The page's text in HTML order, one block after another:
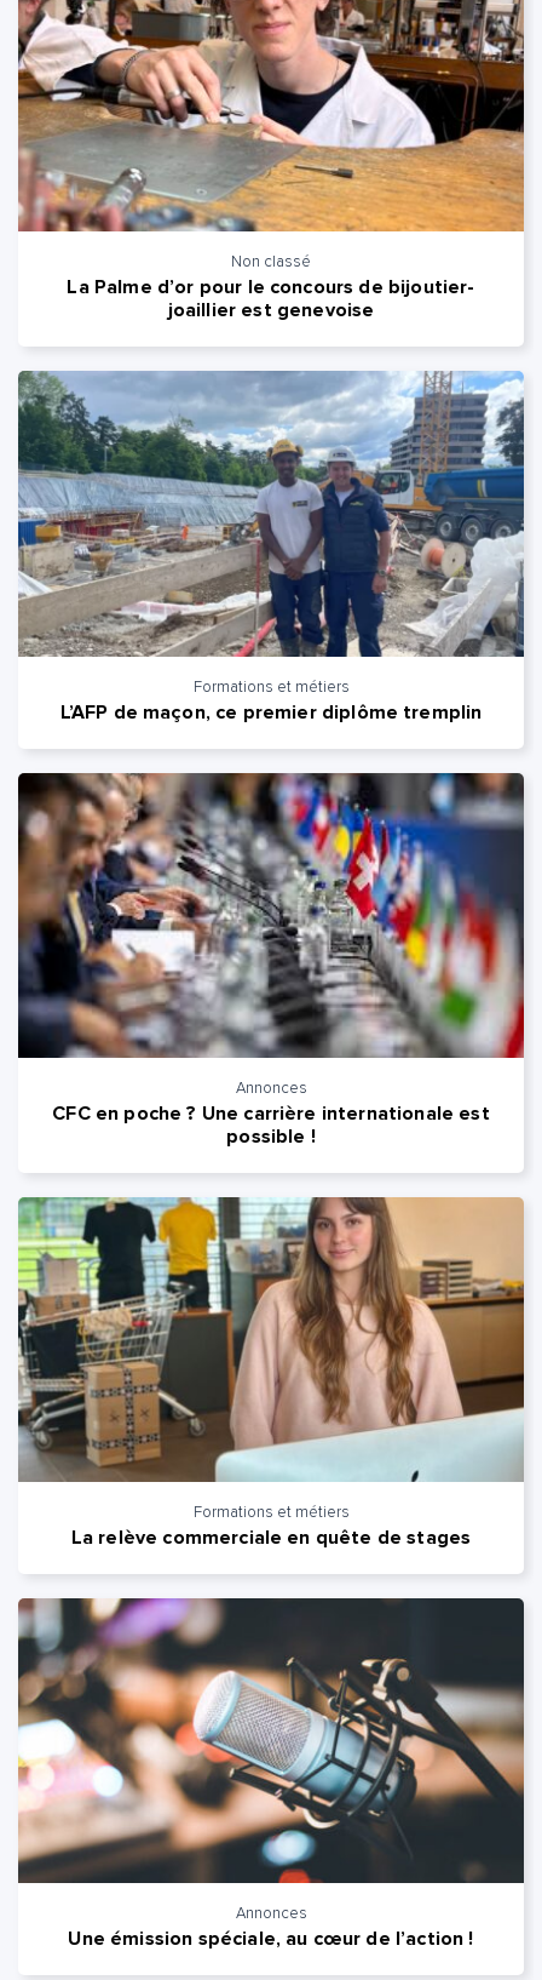
Non classé
La Palme d’or pour le concours de bijoutier-
joaillier est genevoise
Formations et métiers
L’AFP de maçon, ce premier diplôme tremplin
Annonces
CFC en poche ? Une carrière internationale est
possible !
Formations et métiers
La relève commerciale en quête de stages
Annonces
Une émission spéciale, au cœur de l’action !
Prénom et nom*
Adresse e-mail*
Message*
Quelle est la pertinence de cette page?
Commentaire*